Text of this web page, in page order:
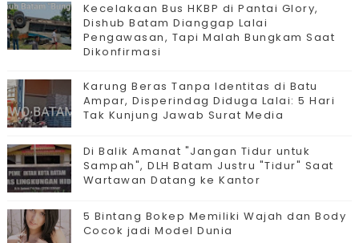
Kecelakaan Bus HKBP di Pantai Glory,
Dishub Batam Dianggap Lalai
Pengawasan, Tapi Malah Bungkam Saat
Dikonfirmasi
Karung Beras Tanpa Identitas di Batu
Ampar, Disperindag Diduga Lalai: 5 Hari
Tak Kunjung Jawab Surat Media
Di Balik Amanat "Jangan Tidur untuk
Sampah", DLH Batam Justru "Tidur" Saat
Wartawan Datang ke Kantor
5 Bintang Bokep Memiliki Wajah dan Body
Cocok jadi Model Dunia